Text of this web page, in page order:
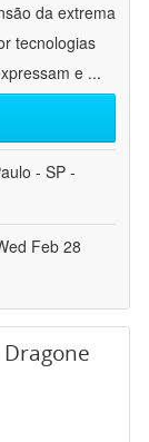
da extrema
tecnologias
e ...
- SP -
Feb 28